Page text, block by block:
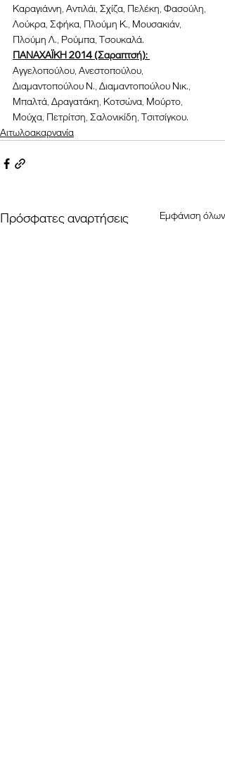
Καραγιάννη, Αντιλάι, Σχίζα, Πελέκη, Φασούλη,
Λούκρα, Σφήκα, Πλούμη Κ., Μουσακιάν,
Πλούμη Λ., Ρούμπα, Τσουκαλά.
ΠΑΝΑΧΑΪΚΗ 2014 (Σαραπτσή):
Αγγελοπούλου, Ανεστοπούλου,
Διαμαντοπούλου Ν., Διαμαντοπούλου Νικ.,
Μπαλτά, Δραγατάκη, Κοτσώνα, Μούρτο,
Μούχα, Πετρίτση, Σαλονικίδη, Τσιτσίγκου.
Αιτωλοακαρνανία
Πρόσφατες αναρτήσεις Εμφάνιση όλων